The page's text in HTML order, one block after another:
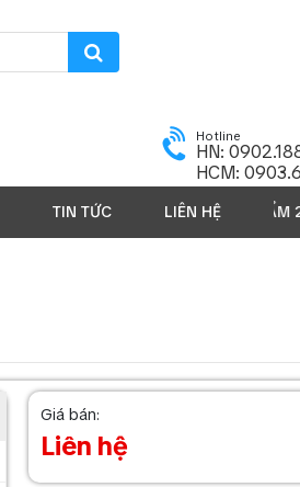
Hotline
HN:
HCM:
TIN TỨC LIÊN HỆ
Giá bán:
Liên hệ